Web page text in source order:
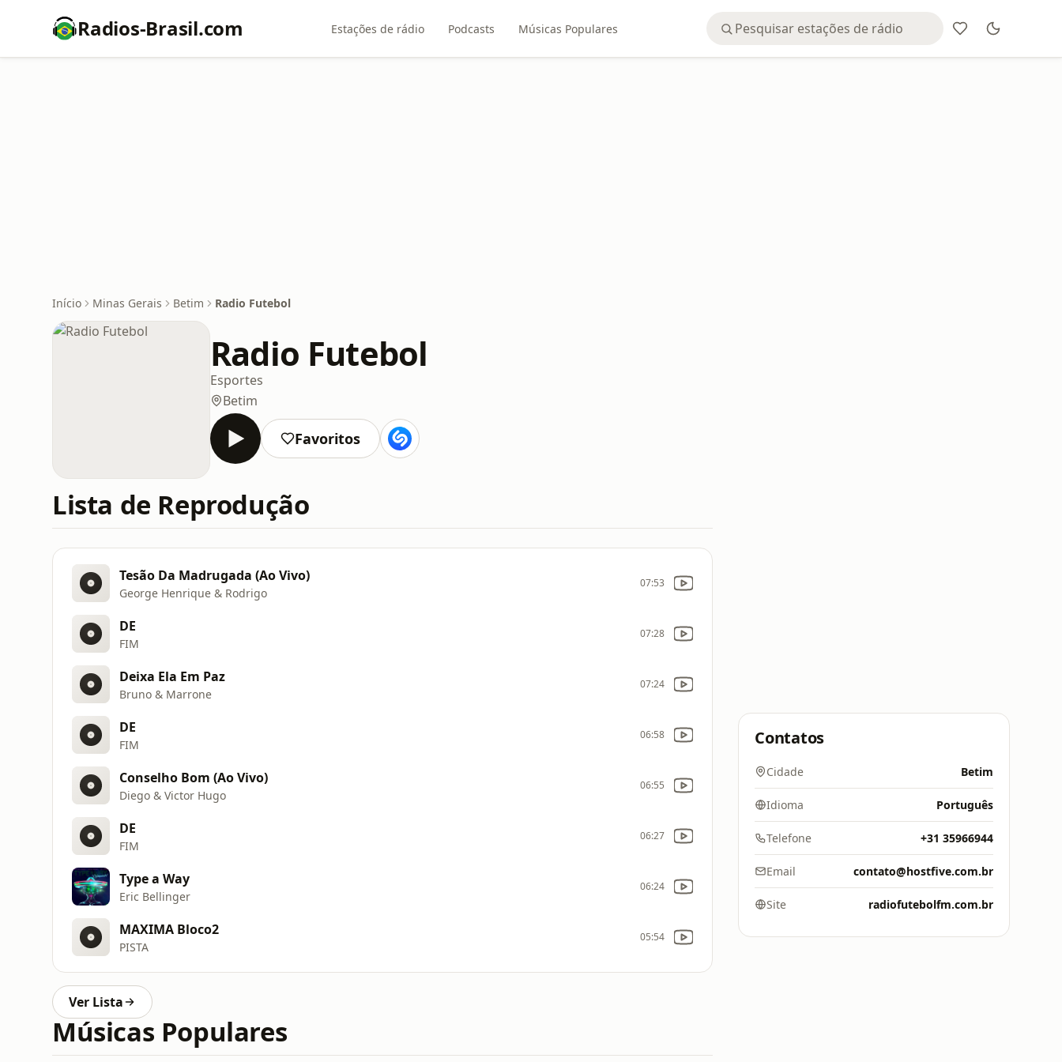
Radios-Brasil.com Estações de rádio Podcasts Músicas Populares
Início Minas Gerais Betim Radio Futebol
Radio Futebol
Esportes
Betim
Favoritos
Lista de Reprodução
Tesão Da Madrugada (Ao Vivo)
George Henrique & Rodrigo
07:53
DE
FIM
07:28
Deixa Ela Em Paz
Bruno & Marrone
07:24
DE
FIM
06:58
Conselho Bom (Ao Vivo)
Diego & Victor Hugo
06:55
DE
FIM
06:27
Type a Way
Eric Bellinger
06:24
MAXIMA Bloco2
PISTA
05:54
Ver Lista
Músicas Populares
Contatos
Cidade Betim
Idioma Português
Telefone +31 35966944
Email contato@hostfive.com.br
Site radiofutebolfm.com.br